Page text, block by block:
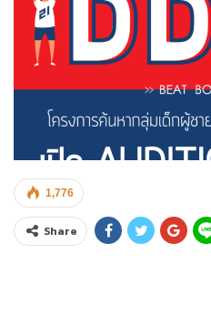
1,776
Share